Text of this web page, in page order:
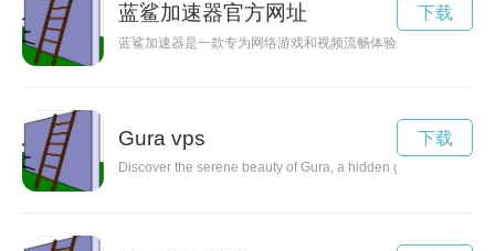
蓝鲨加速器官方网址
蓝鲨加速器是一款专为网络游戏和视频流畅体验而设计的加速
下载
Gura vps
Discover the serene beauty of Gura, a hidden gem nestled in
下载